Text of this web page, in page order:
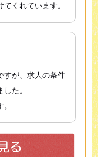
くれています。
すが、求人の条件
た。